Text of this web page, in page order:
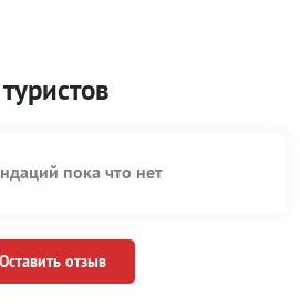
пока что нет
Оставить отзыв